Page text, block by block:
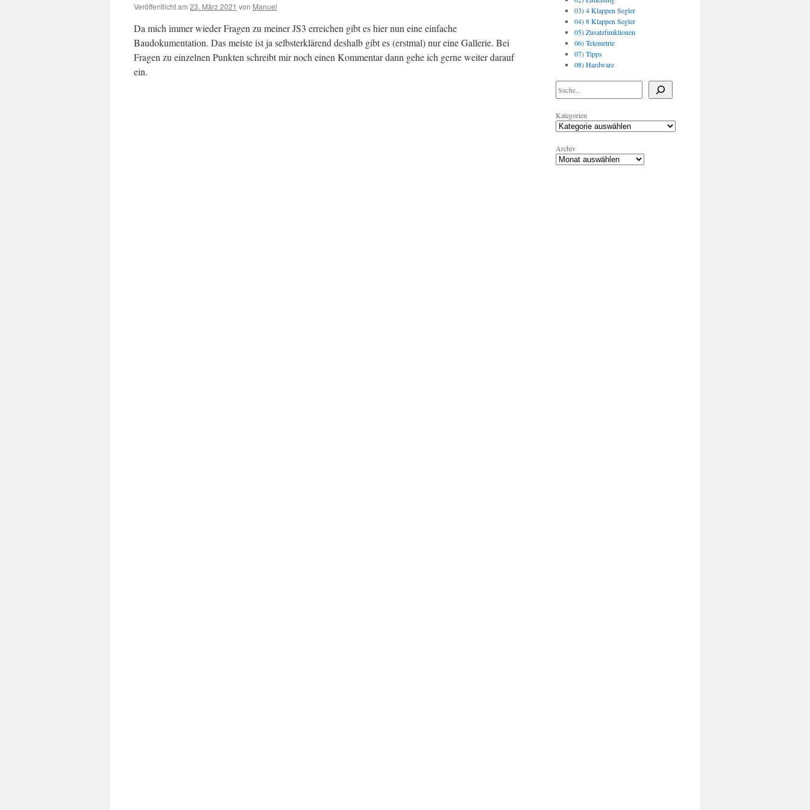
Veröffentlicht am 23. März 2021 von Manuel
Da mich immer wieder Fragen zu meiner JS3 erreichen gibt es hier nun eine einfache
Baudokumentation. Das meiste ist ja selbsterklärend deshalb gibt es (erstmal) nur eine Gallerie. Bei
Fragen zu einzelnen Punkten schreibt mir noch einen Kommentar dann gehe ich gerne weiter darauf
ein.
03) 4 Klappen Segler
04) 8 Klappen Segler
05) Zusatzfunktionen
06) Telemetrie
07) Tipps
08) Hardware
Kategorien
Archiv